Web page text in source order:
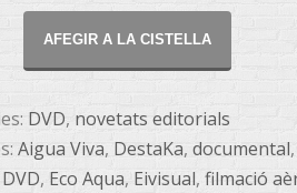
AFEGIR A LA CISTELLA
DVD, novetats editorials
Aigua Viva, DestaKa, documental,
DVD, Eco Aqua, Eivisual, filmació